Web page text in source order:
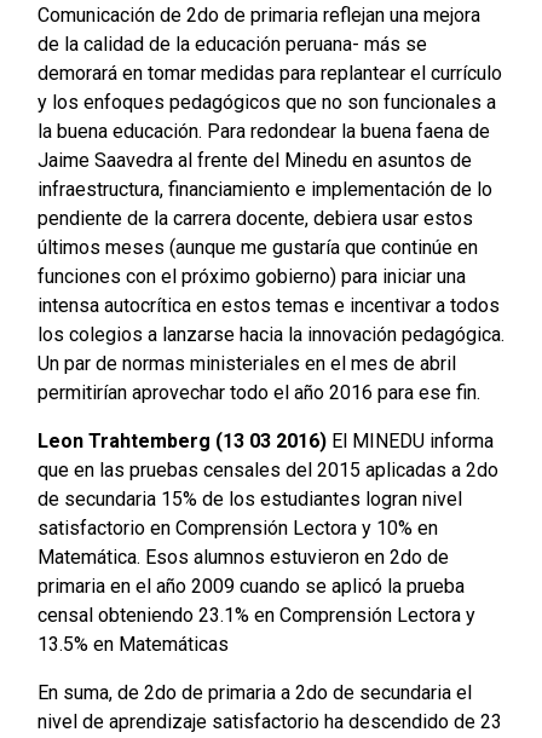
Comunicación de 2do de primaria reflejan una mejora
de la calidad de la educación peruana- más se
demorará en tomar medidas para replantear el currículo
y los enfoques pedagógicos que no son funcionales a
la buena educación. Para redondear la buena faena de
Jaime Saavedra al frente del Minedu en asuntos de
infraestructura, financiamiento e implementación de lo
pendiente de la carrera docente, debiera usar estos
últimos meses (aunque me gustaría que continúe en
funciones con el próximo gobierno) para iniciar una
intensa autocrítica en estos temas e incentivar a todos
los colegios a lanzarse hacia la innovación pedagógica.
Un par de normas ministeriales en el mes de abril
permitirían aprovechar todo el año 2016 para ese fin.
Leon Trahtemberg (13 03 2016)El MINEDU informa
que en las pruebas censales del 2015 aplicadas a 2do
de secundaria 15% de los estudiantes logran nivel
satisfactorio en Comprensión Lectora y 10% en
Matemática. Esos alumnos estuvieron en 2do de
primaria en el año 2009 cuando se aplicó la prueba
censal obteniendo 23.1% en Comprensión Lectora y
13.5% en Matemáticas
En suma, de 2do de primaria a 2do de secundaria el
nivel de aprendizaje satisfactorio ha descendido de 23